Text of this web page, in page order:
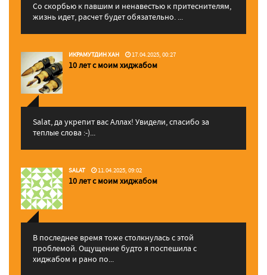
Со скорбью к павшим и ненавестью к притеснителям,
жизнь идет, расчет будет обязательно. ...
ИКРАМУТДИН ХАН 17.04.2025, 00:27
10 лет с моим хиджабом
Salat, да укрепит вас Аллаx! Увидели, спасибо за
теплые слова :-)...
SALAT 11.04.2025, 09:02
10 лет с моим хиджабом
В последнее время тоже столкнулась с этой
проблемой. Ощущение будто я поспешила с
хиджабом и рано по...